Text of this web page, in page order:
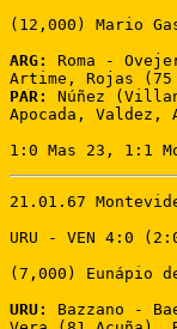
(12,000) Mario
ARG:
Roma -
PAR:
Núñez
Apocada, Valdez,
1:0 Mas 23, 1:1
21.01.67
URU - VEN 4:0
(7,000) Eunápio
URU:
Bazzano -